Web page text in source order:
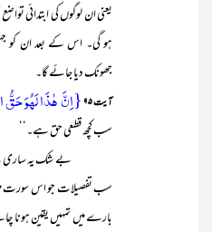
یعنی ان لوگوں کی ابتدائی
ہو گی۔ اس کے بعد ان کو
جھونک دیا جائے گا۔
آیت ۹۵ {اِنَّ ہٰذَا لَہُوَ حَقُّ
سب کچھ قطعی حق ہے۔‘‘
بے شک یہ ساری باتیں
سب تفصیلات جو اس سورت
بارے میں تمہیں یقین ہونا